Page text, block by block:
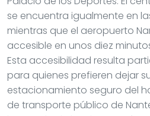
se encuentra igualmente en
mientras que el aeropuerto
accesible en unos diez
Esta accesibilidad resulta
para quienes prefieren dejar
estacionamiento seguro del
de transporte público de